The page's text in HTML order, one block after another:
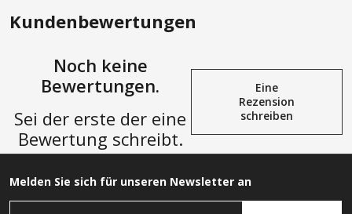
Kundenbewertungen
Noch keine
Bewertungen.
Sei der erste der eine
Bewertung schreibt.
Eine
Rezension
schreiben
Melden Sie sich für unseren Newsletter an